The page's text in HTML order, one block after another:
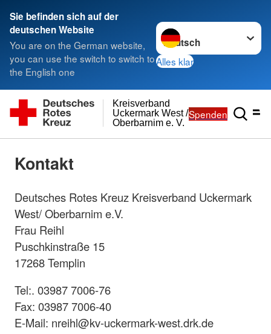
Sie befinden sich auf der
deutschen Website
You are on the German website,
you can use the switch to switch to
the English one
Sprache wechseln zu
Alles klar
Oberbarnim e. V.
Uckermark West /
Kreisverband
Spenden
Kontakt
Deutsches Rotes Kreuz Kreisverband Uckermark
West/ Oberbarnim e.V.
Frau Reihl
Puschkinstraße 15
17268 Templin
Tel:. 03987 7006-76
Fax: 03987 7006-40
E-Mail: nreihl@kv-uckermark-west.drk.de